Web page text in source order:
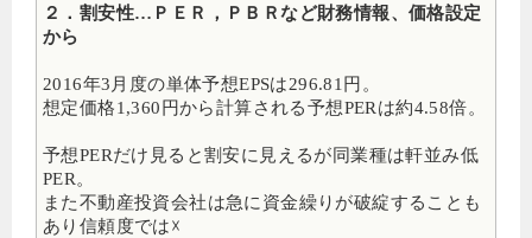
２．割安性…ＰＥＲ，ＰＢＲなど財務情報、価格設定
から
2016年3月度の単体予想EPSは296.81円。
想定価格1,360円から計算される予想PERは約4.58倍。
予想PERだけ見ると割安に見えるが同業種は軒並み低
PER。
また不動産投資会社は急に資金繰りが破綻することも
あり信頼度では☓